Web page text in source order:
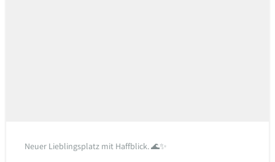
Neuer Lieblingsplatz mit Haffblick. 🌊✨